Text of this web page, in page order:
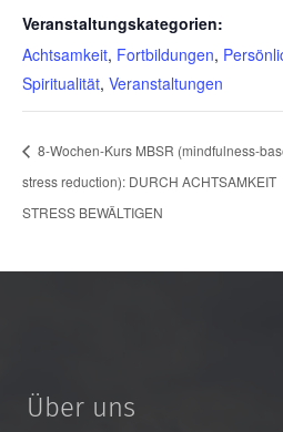
Veranstaltungskategorien:
Achtsamkeit, Fortbildungen,
Spiritualität, Veranstaltungen
8-Wochen-Kurs MBSR (mindfulness-
stress reduction): DURCH ACHTSAMKEIT
STRESS BEWÄLTIGEN
Über uns